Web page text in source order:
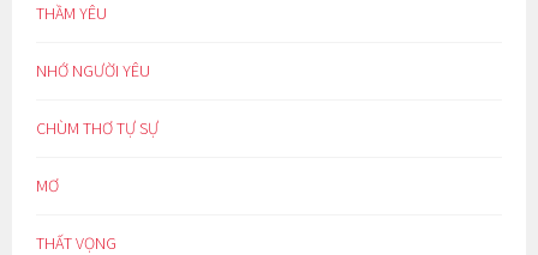
THẦM YÊU
NHỚ NGƯỜI YÊU
CHÙM THƠ TỰ SỰ
MƠ
THẤT VỌNG